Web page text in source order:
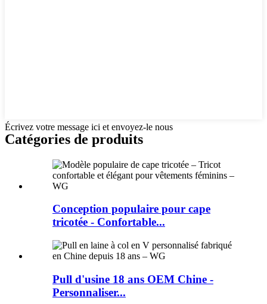
Écrivez votre message ici et envoyez-le nous
Catégories de produits
Conception populaire pour cape
tricotée - Confortable...
Pull d'usine 18 ans OEM Chine -
Personnaliser...